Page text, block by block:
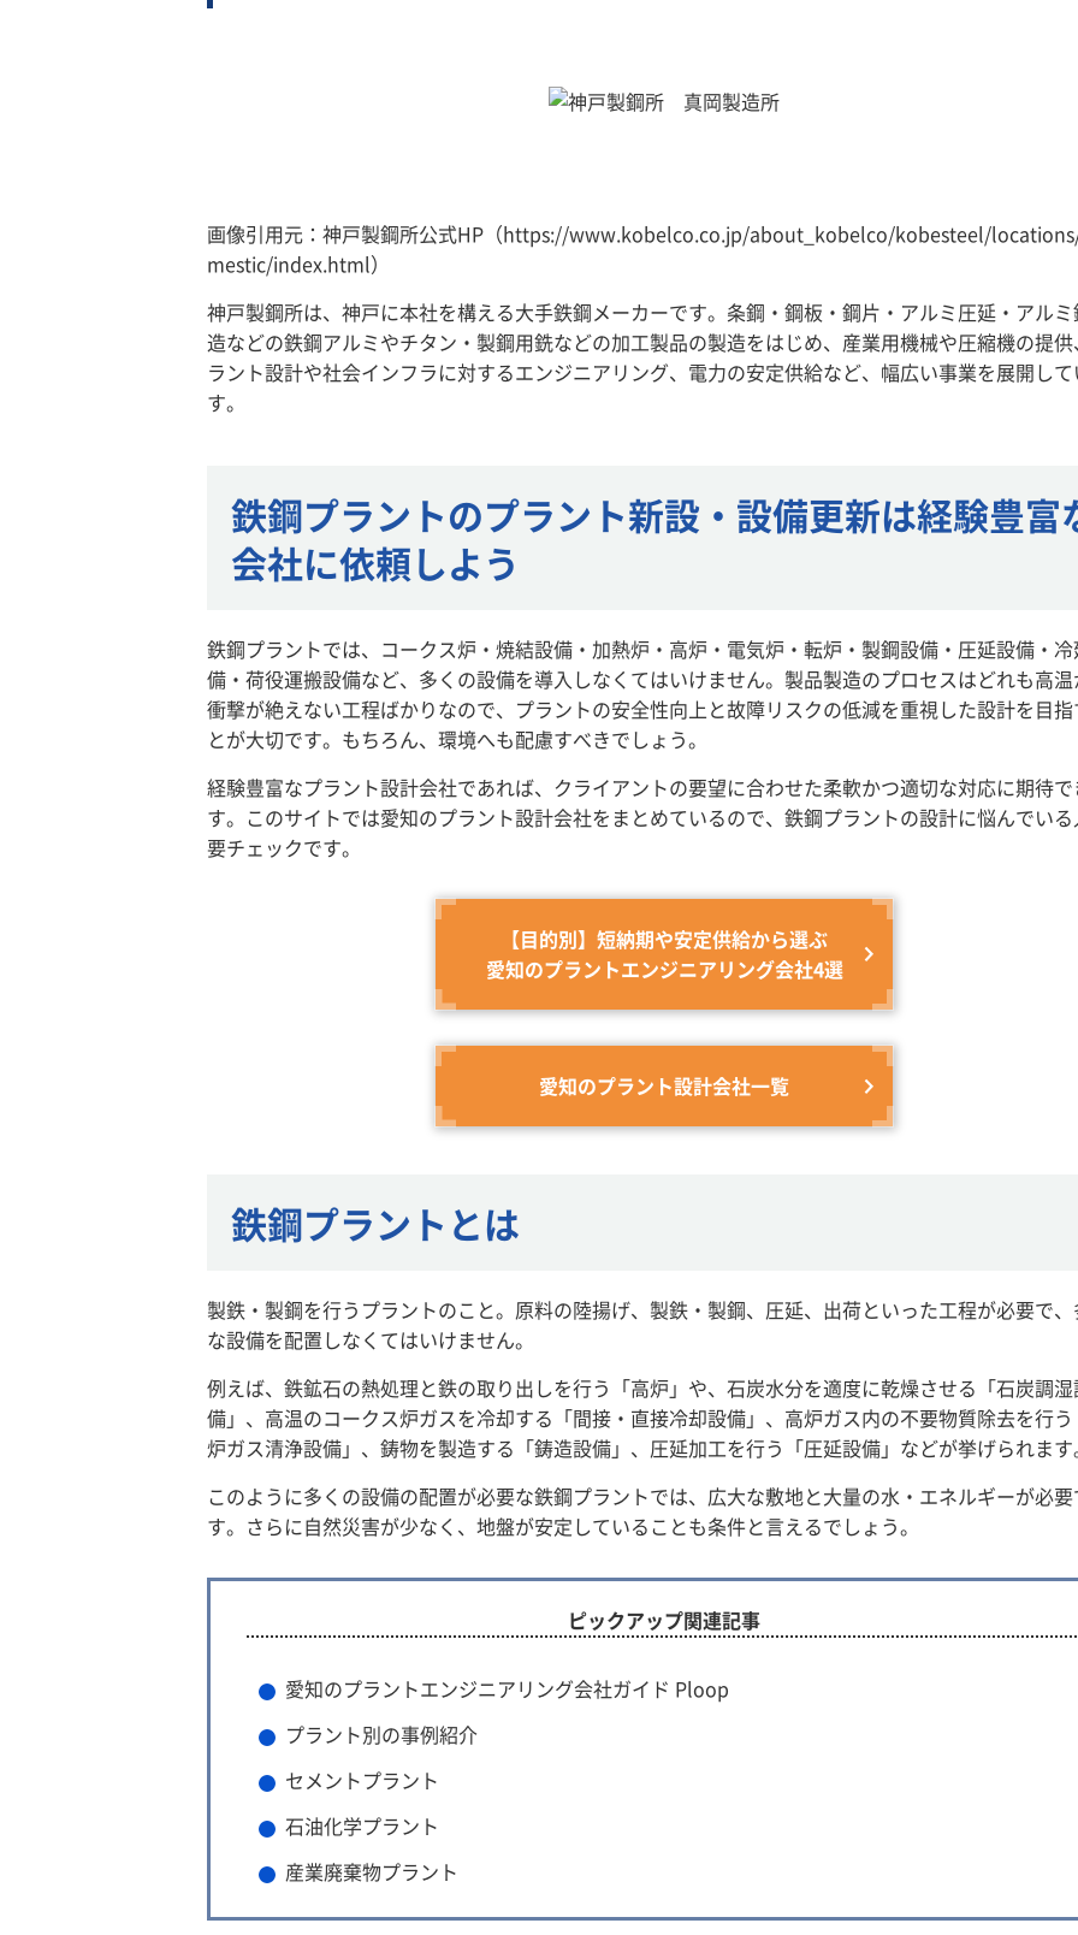
画像引用元：神戸製鋼所公式HP（https://www.kobelco.co.jp/about_kobelco/kobesteel/
mestic/index.html）
神戸製鋼所は、神戸に本社を構える大手鉄鋼メーカーです。条鋼・鋼板・鋼片・アルミ圧延・アル
造などの鉄鋼アルミやチタン・製鋼用銑などの加工製品の製造をはじめ、産業用機械や圧縮機の提
ラント設計や社会インフラに対するエンジニアリング、電力の安定供給など、幅広い事業を展開し
す。
鉄鋼プラントのプラント新設・設備更新は経験豊富
会社に依頼しよう
鉄鋼プラントでは、コークス炉・焼結設備・加熱炉・高炉・電気炉・転炉・製鋼設備・圧延設備・
備・荷役運搬設備など、多くの設備を導入しなくてはいけません。製品製造のプロセスはどれも高
衝撃が絶えない工程ばかりなので、プラントの安全性向上と故障リスクの低減を重視した設計を目
とが大切です。もちろん、環境へも配慮すべきでしょう。
経験豊富なプラント設計会社であれば、クライアントの要望に合わせた柔軟かつ適切な対応に期待
す。このサイトでは愛知のプラント設計会社をまとめているので、鉄鋼プラントの設計に悩んでい
要チェックです。
【目的別】短納期や安定供給から選ぶ
愛知のプラントエンジニアリング会社4選
愛知のプラント設計会社一覧
鉄鋼プラントとは
製鉄・製鋼を行うプラントのこと。原料の陸揚げ、製鉄・製鋼、圧延、出荷といった工程が必要で
な設備を配置しなくてはいけません。
例えば、鉄鉱石の熱処理と鉄の取り出しを行う「高炉」や、石炭水分を適度に乾燥させる「石炭調
備」、高温のコークス炉ガスを冷却する「間接・直接冷却設備」、高炉ガス内の不要物質除去を行
炉ガス清浄設備」、鋳物を製造する「鋳造設備」、圧延加工を行う「圧延設備」などが挙げられま
このように多くの設備の配置が必要な鉄鋼プラントでは、広大な敷地と大量の水・エネルギーが必
す。さらに自然災害が少なく、地盤が安定していることも条件と言えるでしょう。
ピックアップ関連記事
愛知のプラントエンジニアリング会社ガイド Ploop
プラント別の事例紹介
セメントプラント
石油化学プラント
産業廃棄物プラント